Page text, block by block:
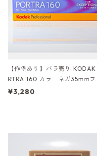
【作例あり】バラ売り KODAK
RTRA 160 カラーネガ35mmフ
ルム 36枚撮り コダック (K014)
¥3,280